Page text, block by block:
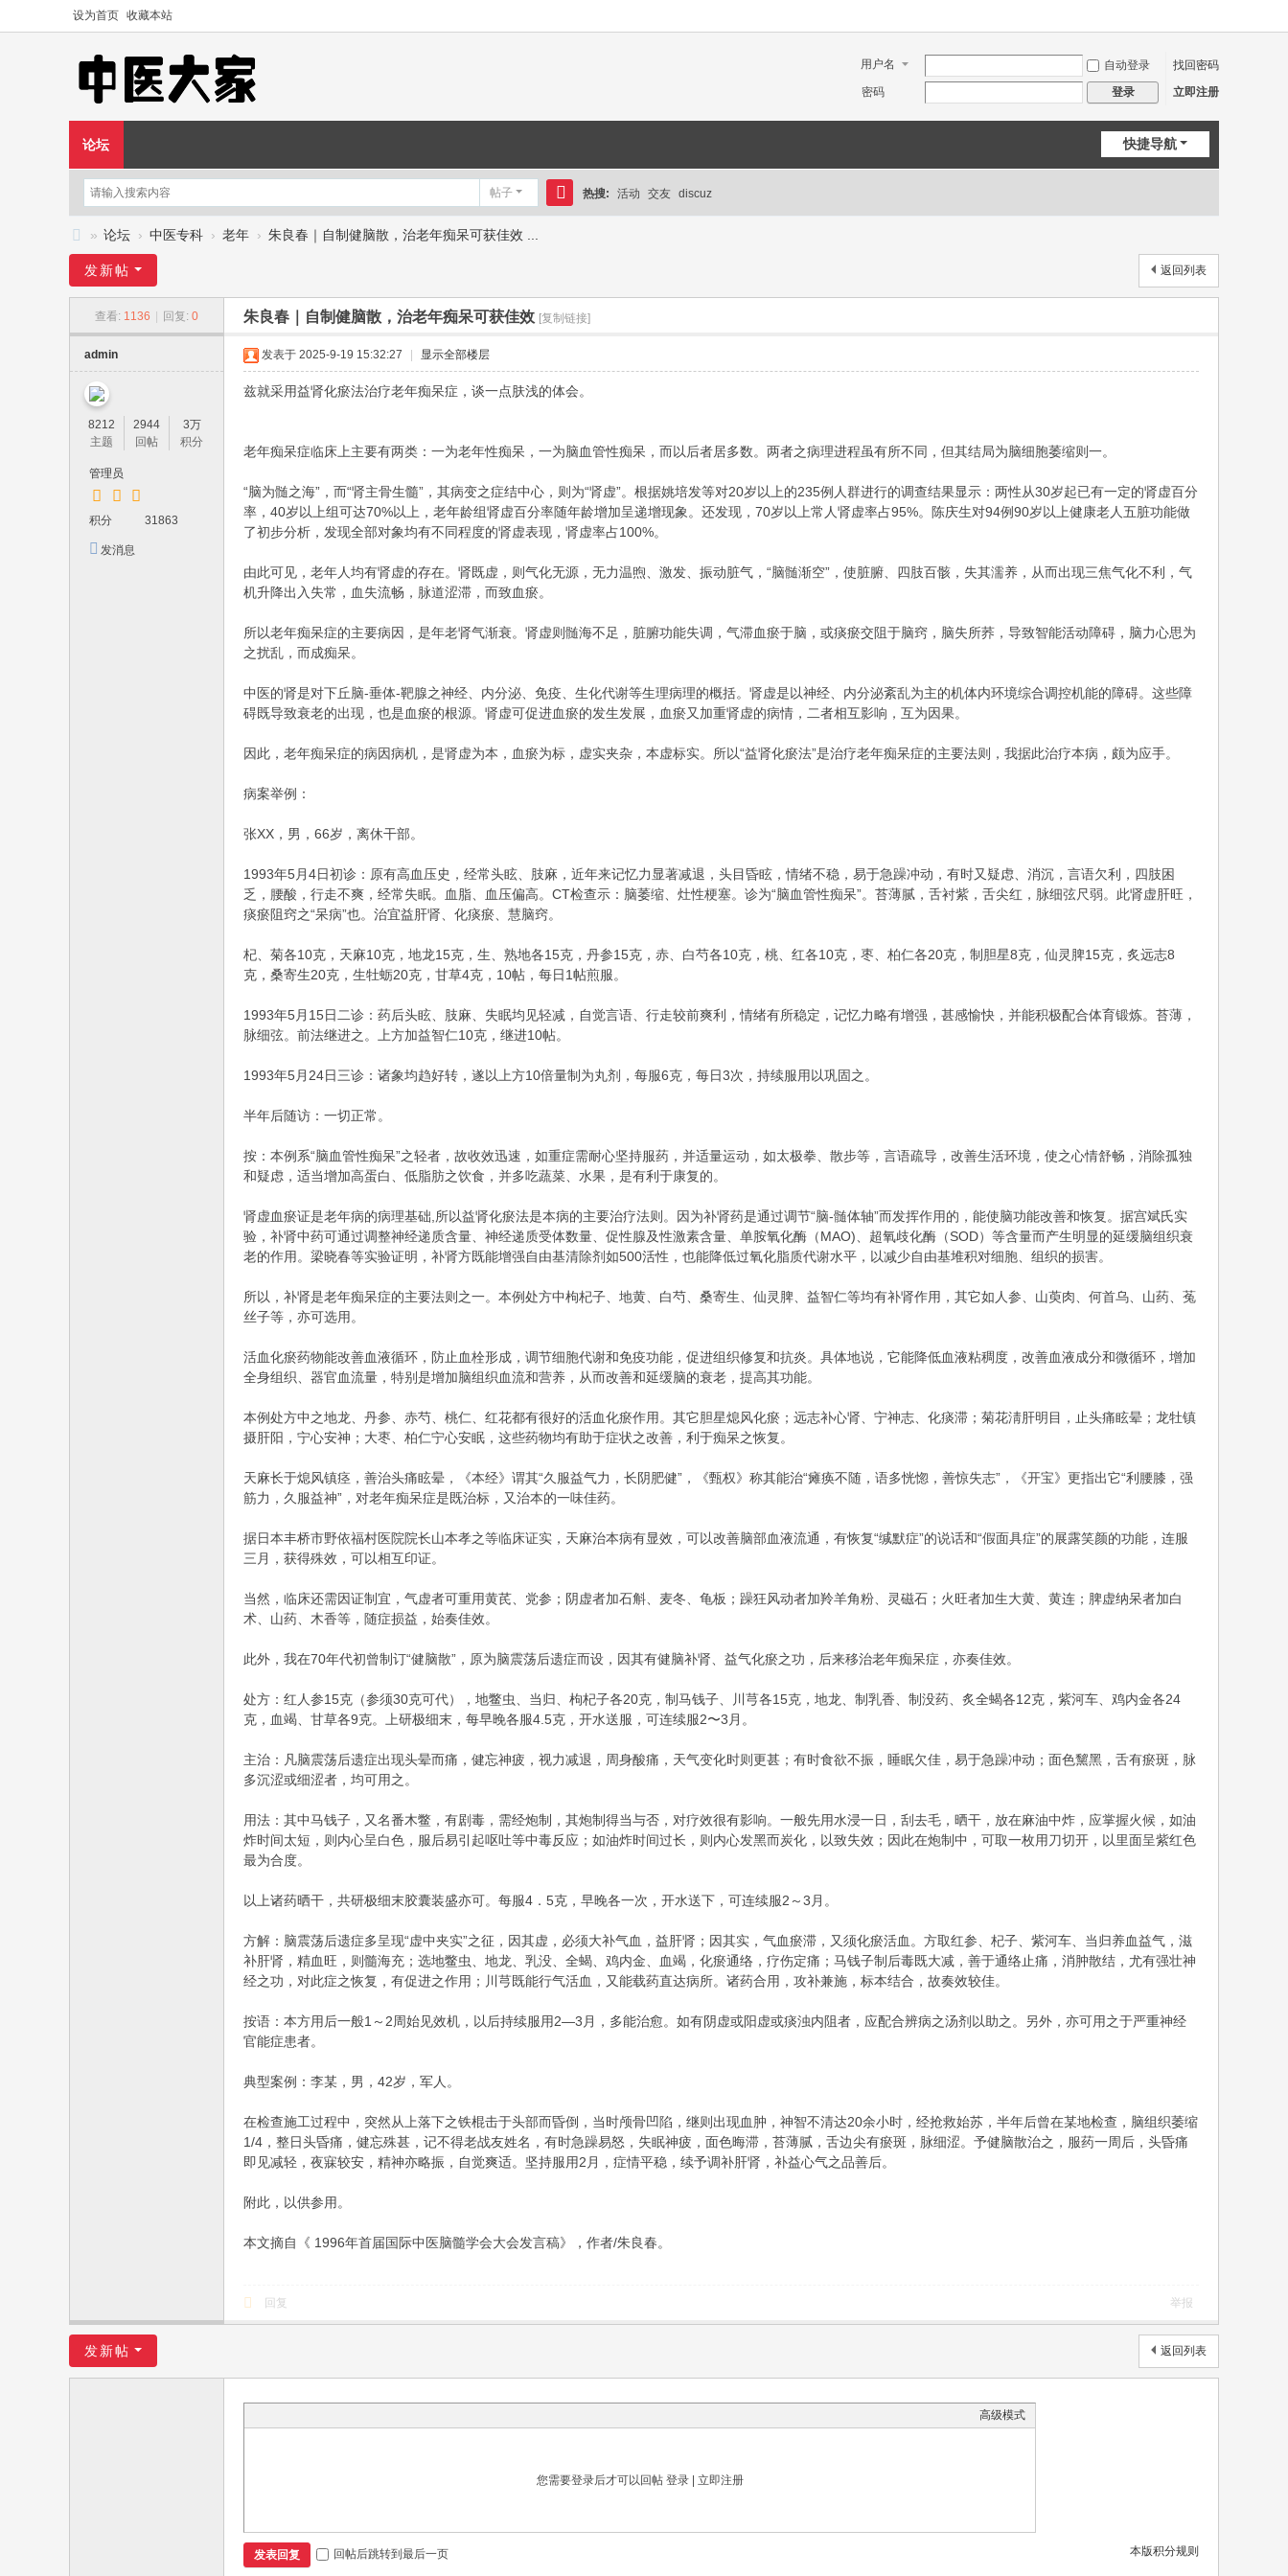
设为首页 收藏本站
用户名 自动登录
找回密码
密码
登录 立即注册
快捷导航
论坛
帖子
搜
热搜: 活动 交友 discuz
医
—
» 论坛 › 中医专科 › 老年 › 朱良春｜自制健脑散，治老年痴呆可获佳效 ...
返回列表
发新帖
查看: 1136 回复: 0 朱良春｜自制健脑散，治老年痴呆可获佳效 [复制链接]
admin
8212
主题
2944
回帖
3万
积分
管理员
积分 31863
发消息
发表于 2025-9-19 15:32:27 显示全部楼层
兹就采用益肾化瘀法治疗老年痴呆症，谈一点肤浅的体会。
老年痴呆症临床上主要有两类：一为老年性痴呆，一为脑血管性痴呆，而以后者居多数。两者之病理进程虽有所不同，但其结局为脑细胞萎缩则一。
“脑为髄之海”，而“肾主骨生髓”，其病变之症结中心，则为“肾虚”。根据姚培发等对20岁以上的235例人群进行的调查结果显示：两性从30岁起已有一定的肾虚百分
率，40岁以上组可达70%以上，老年龄组肾虚百分率随年龄增加呈递增现象。还发现，70岁以上常人肾虚率占95%。陈庆生对94例90岁以上健康老人五脏功能做
了初步分析，发现全部对象均有不同程度的肾虚表现，肾虚率占100%。
由此可见，老年人均有肾虚的存在。肾既虚，则气化无源，无力温煦、激发、振动脏气，“脑髄渐空”，使脏腑、四肢百骸，失其濡养，从而出现三焦气化不利，气
机升降出入失常，血失流畅，脉道涩滞，而致血瘀。
所以老年痴呆症的主要病因，是年老肾气渐衰。肾虚则髄海不足，脏腑功能失调，气滞血瘀于脑，或痰瘀交阻于脑窍，脑失所荞，导致智能活动障碍，脑力心思为
之扰乱，而成痴呆。
中医的肾是对下丘脑-垂体-靶腺之神经、内分泌、免疫、生化代谢等生理病理的概括。肾虚是以神经、内分泌紊乱为主的机体内环境综合调控机能的障碍。这些障
碍既导致衰老的出现，也是血瘀的根源。肾虚可促进血瘀的发生发展，血瘀又加重肾虚的病情，二者相互影响，互为因果。
因此，老年痴呆症的病因病机，是肾虚为本，血瘀为标，虚实夹杂，本虚标实。所以“益肾化瘀法”是治疗老年痴呆症的主要法则，我据此治疗本病，颇为应手。
病案举例：
张XX，男，66岁，离休干部。
1993年5月4日初诊：原有高血压史，经常头眩、肢麻，近年来记忆力显著减退，头目昏眩，情绪不稳，易于急躁冲动，有时又疑虑、消沉，言语欠利，四肢困
乏，腰酸，行走不爽，经常失眠。血脂、血压偏高。CT检查示：脑萎缩、灶性梗塞。诊为“脑血管性痴呆”。苔薄腻，舌衬紫，舌尖红，脉细弦尺弱。此肾虚肝旺，
痰瘀阻窍之“呆病”也。治宜益肝肾、化痰瘀、慧脑窍。
杞、菊各10克，天麻10克，地龙15克，生、熟地各15克，丹参15克，赤、白芍各10克，桃、红各10克，枣、柏仁各20克，制胆星8克，仙灵脾15克，炙远志8
克，桑寄生20克，生牡蛎20克，甘草4克，10帖，每日1帖煎服。
1993年5月15日二诊：药后头眩、肢麻、失眠均见轻减，自觉言语、行走较前爽利，情绪有所稳定，记忆力略有增强，甚感愉快，并能积极配合体育锻炼。苔薄，
脉细弦。前法继进之。上方加益智仁10克，继进10帖。
1993年5月24日三诊：诸象均趋好转，遂以上方10倍量制为丸剂，每服6克，每日3次，持续服用以巩固之。
半年后随访：一切正常。
按：本例系“脑血管性痴呆”之轻者，故收效迅速，如重症需耐心坚持服药，并适量运动，如太极拳、散步等，言语疏导，改善生活环境，使之心情舒畅，消除孤独
和疑虑，适当增加高蛋白、低脂肪之饮食，并多吃蔬菜、水果，是有利于康复的。
肾虚血瘀证是老年病的病理基础,所以益肾化瘀法是本病的主要治疗法则。因为补肾药是通过调节“脑-髄体轴”而发挥作用的，能使脑功能改善和恢复。据宫斌氏实
验，补肾中药可通过调整神经递质含量、神经递质受体数量、促性腺及性激素含量、单胺氧化酶（MAO)、超氧歧化酶（SOD）等含量而产生明显的延缓脑组织衰
老的作用。梁晓春等实验证明，补肾方既能增强自由基清除剂如500活性，也能降低过氧化脂质代谢水平，以减少自由基堆积对细胞、组织的损害。
所以，补肾是老年痴呆症的主要法则之一。本例处方中枸杞子、地黄、白芍、桑寄生、仙灵脾、益智仁等均有补肾作用，其它如人参、山萸肉、何首乌、山药、菟
丝子等，亦可选用。
活血化瘀药物能改善血液循环，防止血栓形成，调节细胞代谢和免疫功能，促进组织修复和抗炎。具体地说，它能降低血液粘稠度，改善血液成分和微循环，增加
全身组织、器官血流量，特别是增加脑组织血流和营养，从而改善和延缓脑的衰老，提高其功能。
本例处方中之地龙、丹参、赤芍、桃仁、红花都有很好的活血化瘀作用。其它胆星熄风化瘀；远志补心肾、宁神志、化痰滞；菊花淸肝明目，止头痛眩晕；龙牡镇
摄肝阳，宁心安神；大枣、柏仁宁心安眠，这些药物均有助于症状之改善，利于痴呆之恢复。
天麻长于熄风镇痉，善治头痛眩晕，《本经》谓其“久服益气力，长阴肥健”，《甄权》称其能治“瘫痪不随，语多恍惚，善惊失志”，《开宝》更指出它“利腰膝，强
筋力，久服益神”，对老年痴呆症是既治标，又治本的一味佳药。
据日本丰桥市野依福村医院院长山本孝之等临床证实，天麻治本病有显效，可以改善脑部血液流通，有恢复“缄默症”的说话和“假面具症”的展露笑颜的功能，连服
三月，获得殊效，可以相互印证。
当然，临床还需因证制宜，气虚者可重用黄芪、党参；阴虚者加石斛、麦冬、龟板；躁狂风动者加羚羊角粉、灵磁石；火旺者加生大黄、黄连；脾虚纳呆者加白
术、山药、木香等，随症损益，始奏佳效。
此外，我在70年代初曾制订“健脑散”，原为脑震荡后遗症而设，因其有健脑补肾、益气化瘀之功，后来移治老年痴呆症，亦奏佳效。
处方：红人参15克（参须30克可代），地鳖虫、当归、枸杞子各20克，制马钱子、川芎各15克，地龙、制乳香、制没药、炙全蝎各12克，紫河车、鸡内金各24
克，血竭、甘草各9克。上研极细末，每早晚各服4.5克，开水送服，可连续服2〜3月。
主治：凡脑震荡后遗症出现头晕而痛，健忘神疲，视力减退，周身酸痛，天气变化时则更甚；有时食欲不振，睡眠欠佳，易于急躁冲动；面色黧黑，舌有瘀斑，脉
多沉涩或细涩者，均可用之。
用法：其中马钱子，又名番木鳖，有剧毒，需经炮制，其炮制得当与否，对疗效很有影响。一般先用水浸一日，刮去毛，晒干，放在麻油中炸，应掌握火候，如油
炸时间太短，则内心呈白色，服后易引起呕吐等中毒反应；如油炸时间过长，则内心发黑而炭化，以致失效；因此在炮制中，可取一枚用刀切开，以里面呈紫红色
最为合度。
以上诸药晒干，共研极细末胶囊装盛亦可。每服4．5克，早晚各一次，开水送下，可连续服2～3月。
方解：脑震荡后遗症多呈现“虚中夹实”之征，因其虚，必须大补气血，益肝肾；因其实，气血瘀滞，又须化瘀活血。方取红参、杞子、紫河车、当归养血益气，滋
补肝肾，精血旺，则髓海充；选地鳖虫、地龙、乳没、全蝎、鸡内金、血竭，化瘀通络，疗伤定痛；马钱子制后毒既大减，善于通络止痛，消肿散结，尤有强壮神
经之功，对此症之恢复，有促进之作用；川芎既能行气活血，又能载药直达病所。诸药合用，攻补兼施，标本结合，故奏效较佳。
按语：本方用后一般1～2周始见效机，以后持续服用2—3月，多能治愈。如有阴虚或阳虚或痰浊内阻者，应配合辨病之汤剂以助之。另外，亦可用之于严重神经
官能症患者。
典型案例：李某，男，42岁，军人。
在检查施工过程中，突然从上落下之铁棍击于头部而昏倒，当时颅骨凹陷，继则出现血肿，神智不清达20余小时，经抢救始苏，半年后曾在某地检查，脑组织萎缩
1/4，整日头昏痛，健忘殊甚，记不得老战友姓名，有时急躁易怒，失眠神疲，面色晦滞，苔薄腻，舌边尖有瘀斑，脉细涩。予健脑散治之，服药一周后，头昏痛
即见减轻，夜寐较安，精神亦略振，自觉爽适。坚持服用2月，症情平稳，续予调补肝肾，补益心气之品善后。
附此，以供参用。
本文摘自《 1996年首届国际中医脑髓学会大会发言稿》，作者/朱良春。
回复 举报
返回列表
发新帖
高级模式
您需要登录后才可以回帖 登录| 立即注册
本版积分规则
发表回复 回帖后跳转到最后一页